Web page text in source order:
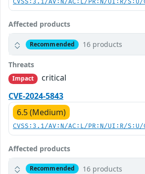
CVSS:3.1/AV:N/AC:L/PR:N/UI:R/
Affected products
Recommended 16 products
Threats
Impact
critical
CVE-2024-5843
6.5 (Medium)
CVSS:3.1/AV:N/AC:L/PR:N/UI:R/
Affected products
Recommended 16 products